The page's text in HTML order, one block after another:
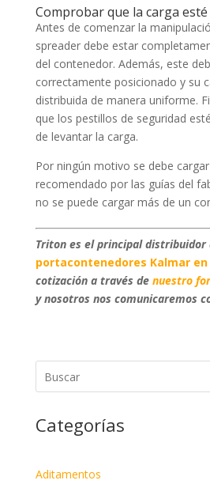
Comprobar que la carga
Antes de comenzar la
spreader debe estar
del contenedor. Además, este
correctamente posicionado y su
distribuida de manera uniforme.
que los pestillos de seguridad
de levantar la carga.
Por ningún motivo se debe
recomendado por las guías del
no se puede cargar más de un
Triton es el principal distribuidor
portacontenedores Kalmar en
cotización a través de nuestro
y nosotros nos comunicaremos
Categorías
Aditamentos